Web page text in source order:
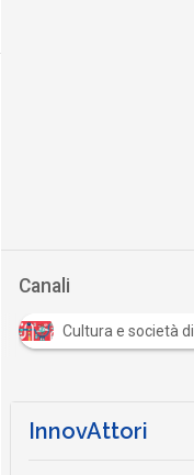
Canali
Cultura e società
InnovAttori